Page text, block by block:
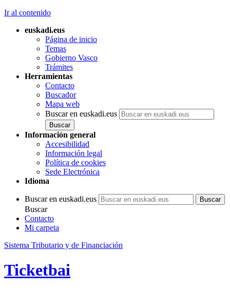
Ir al contenido
euskadi.eus
Página de inicio
Temas
Gobierno Vasco
Trámites
Herramientas
Contacto
Buscador
Mapa web
Buscar en euskadi.eus
Información general
Accesibilidad
Información legal
Política de cookies
Sede Electrónica
Idioma
Buscar en euskadi.eus
Buscar
Contacto
Mi carpeta
Sistema Tributario y de Financiación
Ticketbai